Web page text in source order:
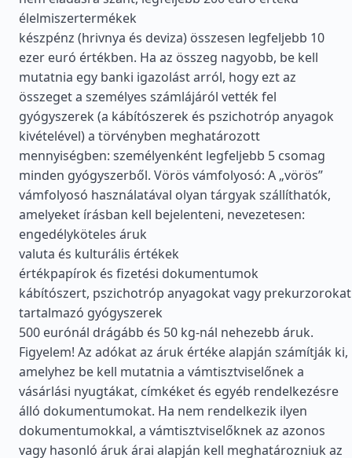
élelmiszertermékek
készpénz (hrivnya és deviza) összesen legfeljebb 10
ezer euró értékben. Ha az összeg nagyobb, be kell
mutatnia egy banki igazolást arról, hogy ezt az
összeget a személyes számlájáról vették fel
gyógyszerek (a kábítószerek és pszichotróp anyagok
kivételével) a törvényben meghatározott
mennyiségben: személyenként legfeljebb 5 csomag
minden gyógyszerből. Vörös vámfolyosó: A „vörös”
vámfolyosó használatával olyan tárgyak szállíthatók,
amelyeket írásban kell bejelenteni, nevezetesen:
engedélyköteles áruk
valuta és kulturális értékek
értékpapírok és fizetési dokumentumok
kábítószert, pszichotróp anyagokat vagy prekurzorokat
tartalmazó gyógyszerek
500 eurónál drágább és 50 kg-nál nehezebb áruk.
Figyelem! Az adókat az áruk értéke alapján számítják ki,
amelyhez be kell mutatnia a vámtisztviselőnek a
vásárlási nyugtákat, címkéket és egyéb rendelkezésre
álló dokumentumokat. Ha nem rendelkezik ilyen
dokumentumokkal, a vámtisztviselőknek az azonos
vagy hasonló áruk árai alapján kell meghatározniuk az